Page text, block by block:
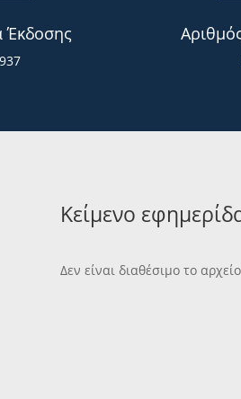
Έκδοσης
Κείμενο
Δεν είναι διαθέσιμο το